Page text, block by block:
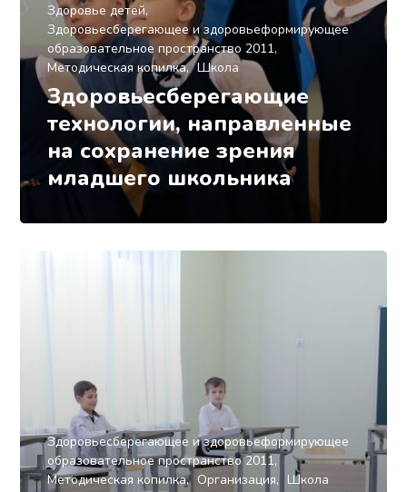
Здоровье детей
Здоровьесберегающее и здоровьеформирующее
образовательное пространство 2011
Методическая копилка
Школа
Здоровьесберегающие
технологии, направленные
на сохранение зрения
младшего школьника
Здоровьесберегающее и здоровьеформирующее
образовательное пространство 2011
Методическая копилка
Организация Школа